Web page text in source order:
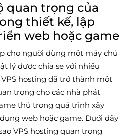
quan trọng của
thiết kế, lập
web hoặc game
cho người dùng một máy chủ
lý được chia sẻ với nhiều
hosting đã trở thành một
trọng cho các nhà phát
thủ trong quá trình xây
web hoặc game. Dưới đây
VPS hosting quan trọng